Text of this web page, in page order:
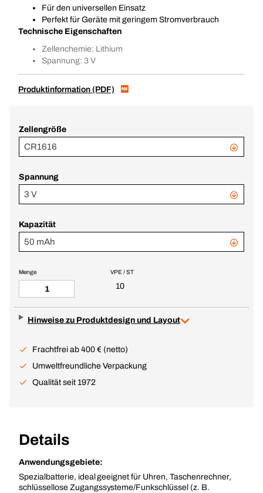
Für den universellen Einsatz
Perfekt für Geräte mit geringem Stromverbrauch
Technische Eigenschaften
Zellenchemie: Lithium
Spannung: 3 V
Produktinformation (PDF)
Zellengröße
CR1616
Spannung
3 V
Kapazität
50 mAh
VPE / ST
10
Menge
Hinweise zu Produktdesign und Layout
Frachtfrei ab 400 € (netto)
Umweltfreundliche Verpackung
Qualität seit 1972
Details
Anwendungsgebiete:
Spezialbatterie, ideal geeignet für Uhren, Taschenrechner,
schlüssellose Zugangssysteme/Funkschlüssel (z. B.